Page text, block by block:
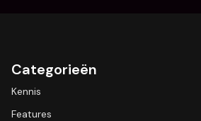
Categorieën
Kennis
Features